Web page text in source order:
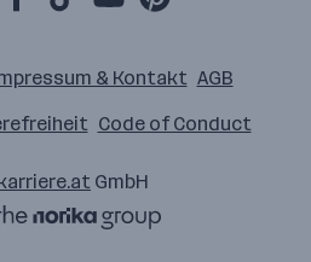
& Kontakt AGB
Code of Conduct
GmbH